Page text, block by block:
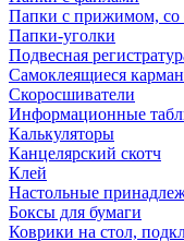
Папки с прижимом, со
Папки-уголки
Подвесная
Самоклеящиеся
Скоросшиватели
Информационные
Калькуляторы
Канцелярский скотч
Клей
Настольные
Боксы для бумаги
Коврики на стол,